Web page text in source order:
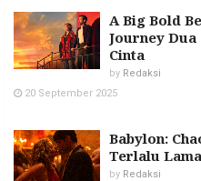
A Big Bold
Journey Dua
Cinta
by Redaksi
20 September 2025
Babylon:
Terlalu Lama
by Redaksi